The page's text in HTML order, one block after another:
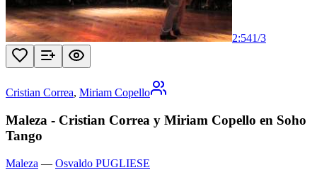
2:541/3
Cristian Correa, Miriam Copello
Maleza - Cristian Correa y Miriam Copello en Soho
Tango
Maleza — Osvaldo PUGLIESE